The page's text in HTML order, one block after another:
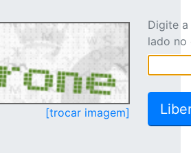
[trocar imagem]
Digite
lado no